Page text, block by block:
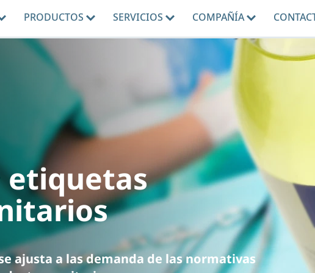
PRODUCTOS SERVICIOS COMPAÑÍA
etiquetas
ajusta a las demanda de las normativas